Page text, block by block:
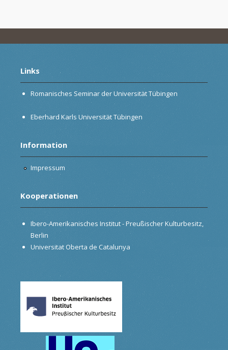
Links
Romanisches Seminar der Universität Tübingen
Eberhard Karls Universität Tübingen
Information
Impressum
Kooperationen
Ibero-Amerikanisches Institut - Preußischer Kulturbesitz,
Berlin
Universitat Oberta de Catalunya